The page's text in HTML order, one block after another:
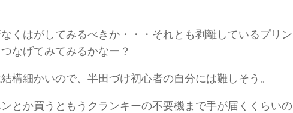
くはがしてみるべきか・・・それとも剥離しているプリン
なげてみてみるかなー？
構細かいので、半田づけ初心者の自分には難しそう。
とか買うともうクランキーの不要機まで手が届くくらいの